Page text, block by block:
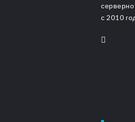
с 2010